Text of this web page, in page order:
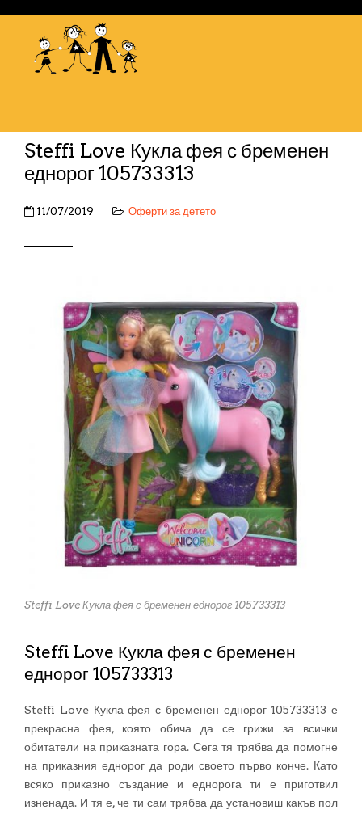
Steffi Love Кукла фея с бременен
еднорог 105733313
11/07/2019 Оферти за детето
Steffi Love Кукла фея с бременен еднорог 105733313
Steffi Love Кукла фея с бременен
еднорог 105733313
Steffi Love Кукла фея с бременен еднорог 105733313 е
прекрасна фея, която обича да се грижи за всички
обитатели на приказната гора. Сега тя трябва да помогне
на приказния еднорог да роди своето първо конче. Като
всяко приказно създание и еднорога ти е приготвил
изненада. И тя е, че ти сам трябва да установиш какъв пол